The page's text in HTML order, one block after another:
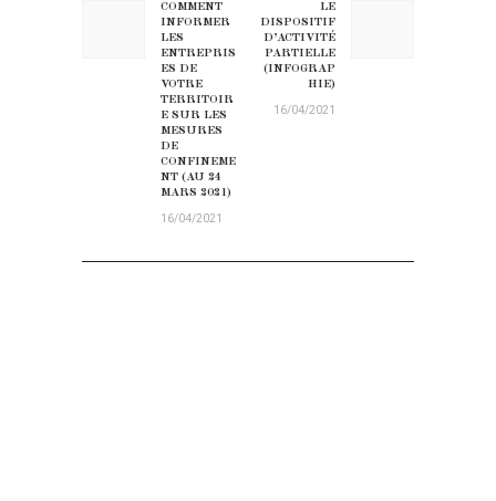
Previous post:
COMMENT
INFORMER
LES
ENTREPRIS
ES DE
VOTRE
TERRITOIR
E SUR LES
MESURES
DE
CONFINEME
NT (AU 24
MARS 2021)
16/04/2021
Next post:
LE
DISPOSITIF
D’ACTIVITÉ
PARTIELLE
(INFOGRAP
HIE)
16/04/2021